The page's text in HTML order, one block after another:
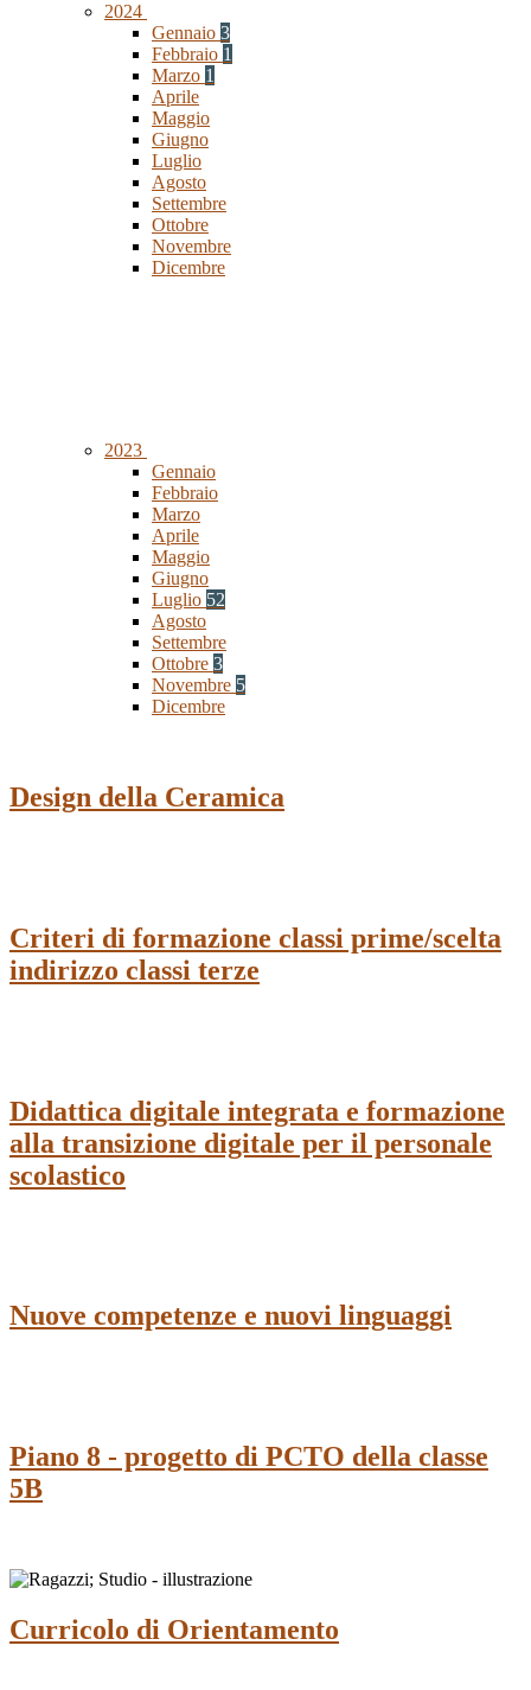
2024
Gennaio 3
Febbraio 1
Marzo 1
Aprile
Maggio
Giugno
Luglio
Agosto
Settembre
Ottobre
Novembre
Dicembre
2023
Gennaio
Febbraio
Marzo
Aprile
Maggio
Giugno
Luglio 52
Agosto
Settembre
Ottobre 3
Novembre 5
Dicembre
Design della Ceramica
Criteri di formazione classi prime/scelta
indirizzo classi terze
Didattica digitale integrata e formazione
alla transizione digitale per il personale
scolastico
Nuove competenze e nuovi linguaggi
Piano 8 - progetto di PCTO della classe
5B
Curricolo di Orientamento